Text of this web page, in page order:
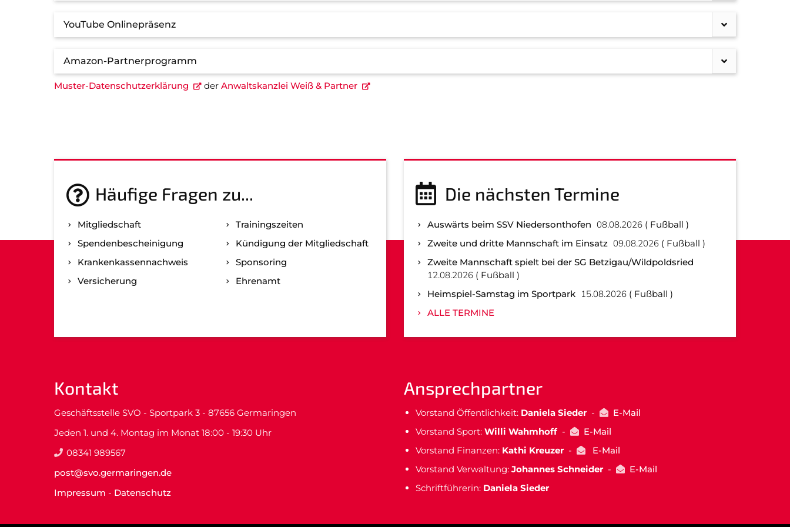
YouTube Onlinepräsenz
Amazon-Partnerprogramm
Muster-Datenschutzerklärung der Anwaltskanzlei Weiß & Partner
Häufige Fragen zu...
Mitgliedschaft
Spenden­bescheinigung
Kranken­kassen­nachweis
Versicherung
Trainingszeiten
Kündigung der Mitgliedschaft
Sponsoring
Ehrenamt
Die nächsten Termine
Auswärts beim SSV Niedersonthofen 08.08.2026
Fußball
Zweite und dritte Mannschaft im Einsatz 09.08.2026
Fußball
Zweite Mannschaft spielt bei der SG Betzigau/Wildpoldsried
12.08.2026
Fußball
Heimspiel-Samstag im Sportpark 15.08.2026
Fußball
ALLE TERMINE
Kontakt
Geschäftsstelle SVO - Sportpark 3 - 87656 Germaringen
Jeden 1. und 4. Montag im Monat 18:00 - 19:30 Uhr
08341 989567
post@svo.germaringen.de
Impressum - Datenschutz
Ansprechpartner
Vorstand Öffentlichkeit: Daniela Sieder-
E-Mail
Vorstand Sport: Willi Wahmhoff-
E-Mail
Vorstand Finanzen: Kathi Kreuzer-
E-Mail
Vorstand Verwaltung: Johannes Schneider -
E-Mail
Schriftführerin: Daniela Sieder